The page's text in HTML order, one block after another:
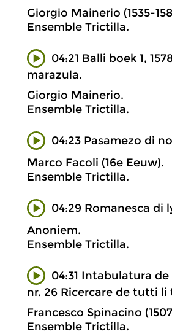
Giorgio Mainerio (1535-
Ensemble Trictilla.
04:21 Balli boek 1,
marazula.
Giorgio Mainerio.
Ensemble Trictilla.
04:23 Pasamezo di
Marco Facoli (16e Eeuw).
Ensemble Trictilla.
04:29 Romanesca di
Anoniem.
Ensemble Trictilla.
04:31 Intabulatura
nr. 26 Ricercare de tutti li
Francesco Spinacino
Ensemble Trictilla.